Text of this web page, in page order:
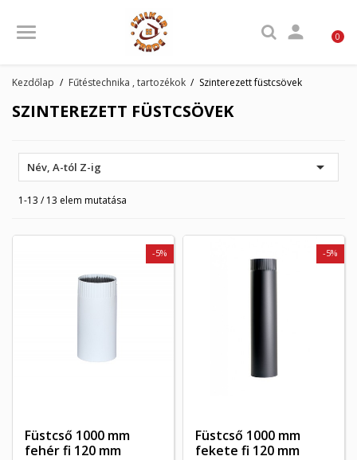
 0
Kezdőlap Fűtéstechnika , tartozékok Szinterezett füstcsövek
SZINTEREZETT FÜSTCSÖVEK
Név, A-tól Z-ig 
1-13 / 13 elem mutatása
Füstcső 1000 mm
fehér fi 120 mm
-5%
Füstcső 1000 mm
fekete fi 120 mm
-5%